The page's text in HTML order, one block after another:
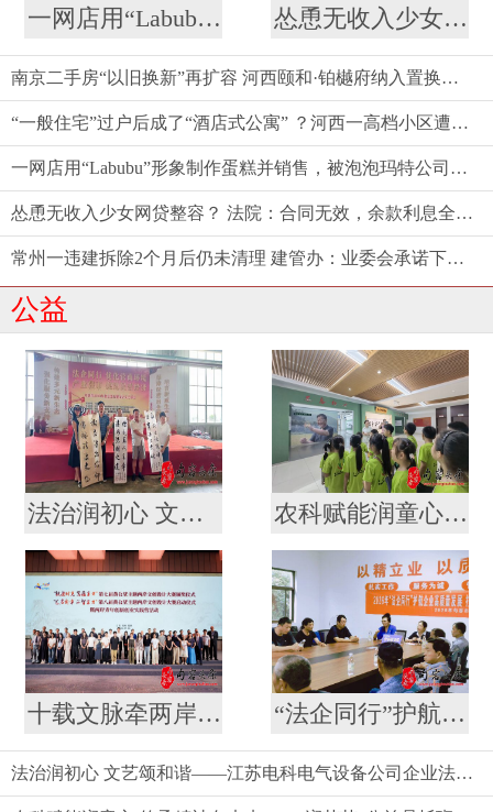
一网店用“Labubu”形象制作蛋糕并销售，被泡泡玛特公司起诉 怂恿无收入少女网贷整容？ 法院：合同无效，余款利息全由商家担！
南京二手房“以旧换新”再扩容 河西颐和·铂樾府纳入置换范围，共计10盘可选
“一般住宅”过户后成了“酒店式公寓” ？河西一高档小区遭遇权证“变脸”，相关部门回应仍按住宅登记
一网店用“Labubu”形象制作蛋糕并销售，被泡泡玛特公司起诉
怂恿无收入少女网贷整容？ 法院：合同无效，余款利息全由商家担！
常州一违建拆除2个月后仍未清理 建管办：业委会承诺下周一前清理结束
公益
法治润初心 文艺颂和谐——江苏电科电气设备公司企业法治文艺演出 农科赋能润童心 传承精神向未来——“润苗苗”公益暑托班走进镇江市农科院开展科普教育实践活动
十载文脉牵两岸 文创焕新启新程 --第七届黄公望主题两岸文创设计大赛结果揭晓 “法企同行”护航企业高质量发展 打造营商环境新生态
法治润初心 文艺颂和谐——江苏电科电气设备公司企业法治文艺演出